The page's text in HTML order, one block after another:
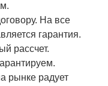
На все
гарантия.
рассчет.
рынке радует